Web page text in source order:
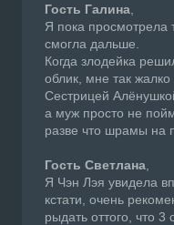
Гость Галина
Я пока просмотрела
смогла дальше.
Когда злодейка
облик, мне так жалко
Сестрицей
а муж просто не
разве что шрамы на
Гость Светлана
Я Чэн Лэя увидела
кстати, очень
рыдать оттого, что